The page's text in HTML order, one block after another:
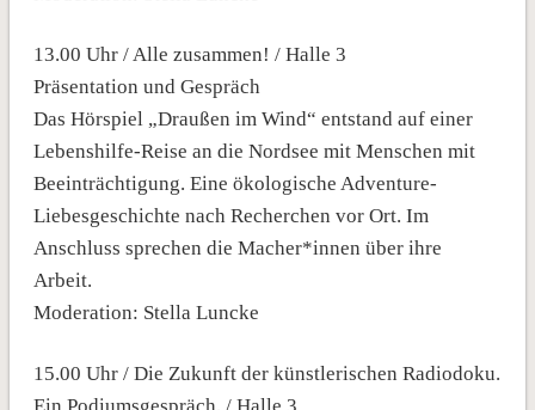
13.00 Uhr / Alle zusammen! / Halle 3
Präsentation und Gespräch
Das Hörspiel „Draußen im Wind“ entstand auf einer
Lebenshilfe-Reise an die Nordsee mit Menschen mit
Beeinträchtigung. Eine ökologische Adventure-
Liebesgeschichte nach Recherchen vor Ort. Im
Anschluss sprechen die Macher*innen über ihre
Arbeit.
Moderation: Stella Luncke
15.00 Uhr / Die Zukunft der künstlerischen Radiodoku.
Ein Podiumsgespräch. / Halle 3